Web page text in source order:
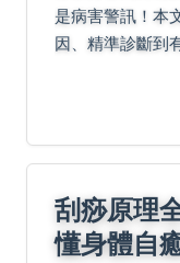
是病害警訊！本
因、精準診斷到
刮痧原理
懂身體自